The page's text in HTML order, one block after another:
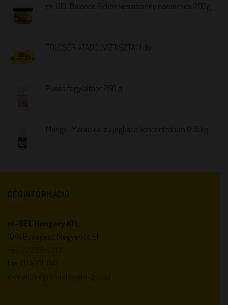
m-GEL Balance Pektin készítmény narancsos 200g
TÖLCSÉR ÁTADÓ (VÍZTISZTA) 1 db
Puncs fagylaltpor 250 g
Mangó-Maracuja ízű jégkása koncentrátum 0,15 kg
CÉGINFORMÁCIÓ
m-GEL Hungary Kft.
1044 Budapest, Megyeri út 51.
Tel.:
fax:
e-mail: